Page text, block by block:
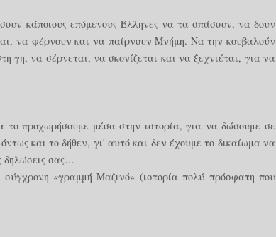
κάποιους επόμενους Έλληνες να τα σπάσουν, να δουν
να φέρνουν και να παίρνουν Μνήμη. Να την κουβαλούν
γη, να σέρνεται, να σκονίζεται και να ξεχνιέται, για να
το προχωρήσουμε μέσα στην ιστορία, για να δώσουμε σε
και το δήθεν, γι' αυτό και δεν έχουμε το δικαίωμα να
δηλώσεις σας…
«γραμμή Μαζινό» (ιστορία πολύ πρόσφατη που